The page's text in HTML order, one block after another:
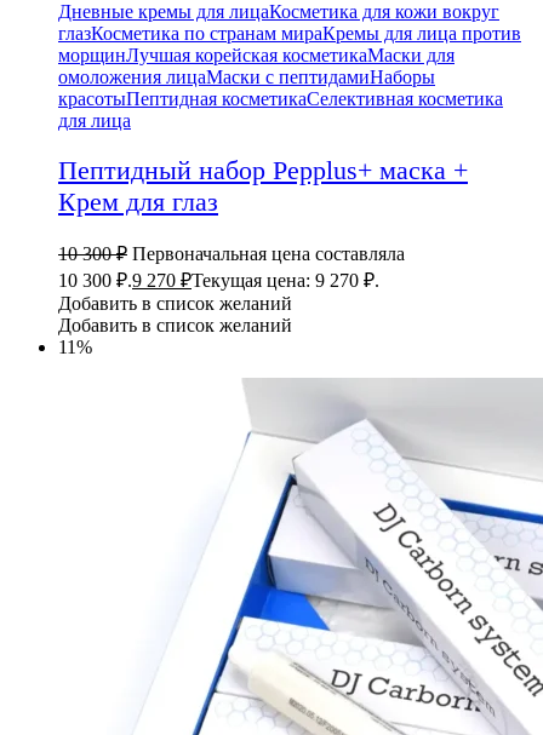
Дневные кремы для лицаКосметика для кожи вокруг
глазКосметика по странам мираКремы для лица против
морщинЛучшая корейская косметикаМаски для
омоложения лицаМаски с пептидамиНаборы
красотыПептидная косметикаСелективная косметика
для лица
Пептидный набор Pepplus+ маска +
Крем для глаз
10 300₽ Первоначальная цена составляла
10 300 ₽.9 270 ₽Текущая цена: 9 270 ₽.
Добавить в список желаний
Добавить в список желаний
11%